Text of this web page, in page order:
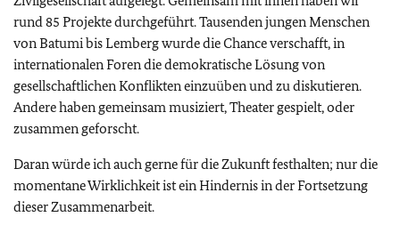
rund 85 Projekte durchgeführt. Tausenden jungen Menschen
von Batumi bis Lemberg wurde die Chance verschafft, in
internationalen Foren die demokratische Lösung von
gesellschaftlichen Konflikten einzuüben und zu diskutieren.
Andere haben gemeinsam musiziert, Theater gespielt, oder
zusammen geforscht.
Daran würde ich auch gerne für die Zukunft festhalten; nur die
momentane Wirklichkeit ist ein Hindernis in der Fortsetzung
dieser Zusammenarbeit.